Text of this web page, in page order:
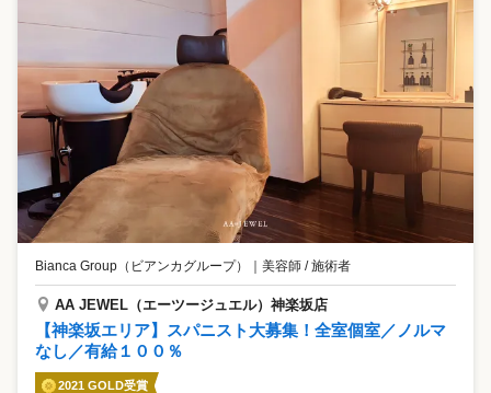
Bianca Group（ビアンカグループ） ｜ 美容師 / 施術者
AA JEWEL（エーツージュエル）神楽坂店
【神楽坂エリア】スパニスト大募集！全室個室／ノルマ
なし／有給１００％
2021 GOLD受賞